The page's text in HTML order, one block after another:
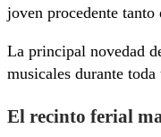
joven procedente
La principal novedad
musicales durante
El recinto ferial